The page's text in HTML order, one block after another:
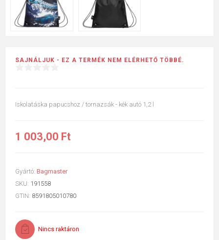
SAJNÁLJUK - EZ A TERMÉK NEM ELÉRHETŐ TÖBBÉ.
Iskolatáska papucshoz / tornazsák - kék autó 1,2 l
1 003,00 Ft
Gyártó: Bagmaster
SKU: 191558
GTIN: 8591805010780
Nincs raktáron